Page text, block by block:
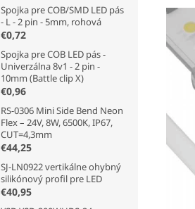
Spojka pre COB/SMD LED pás
- L - 2 pin - 5mm, rohová
€0,72
Spojka pre COB LED pás -
Univerzálna 8v1 - 2 pin -
10mm (Battle clip X)
€0,96
RS-0306 Mini Side Bend Neon
Flex – 24V, 8W, 6500K, IP67,
CUT=4,3mm
€44,25
SJ-LN0922 vertikálne ohybný
silikónový profil pre LED
€40,95